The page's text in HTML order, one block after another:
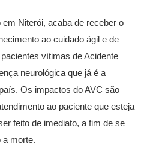
em Niterói, acaba de receber o
ao cuidado ágil e de
vítimas de Acidente
neurológica que já é a
Os impactos do AVC são
ao paciente que esteja
feito de imediato, a fim de se
a morte.